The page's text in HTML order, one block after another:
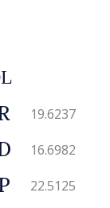
19.6237
16.6982
22.5125